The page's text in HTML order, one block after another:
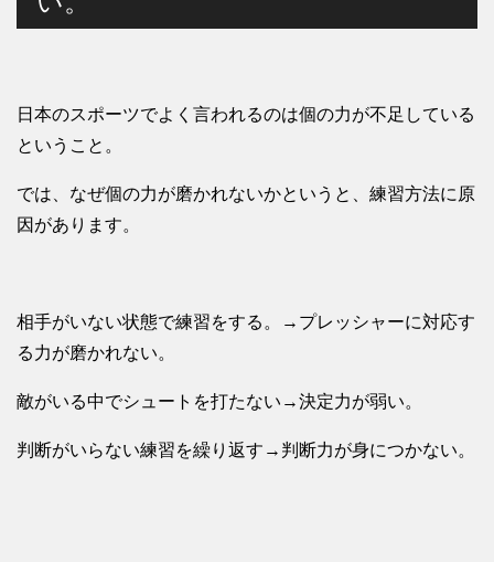
日本のスポーツでよく言われるのは個の力が不足している
ということ。
では、なぜ個の力が磨かれないかというと、練習方法に原
因があります。
相手がいない状態で練習をする。→プレッシャーに対応す
る力が磨かれない。
敵がいる中でシュートを打たない→決定力が弱い。
判断がいらない練習を繰り返す→判断力が身につかない。